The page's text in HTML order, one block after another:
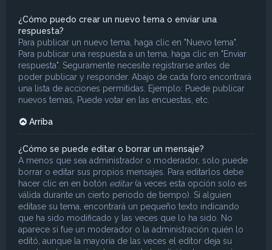
¿Cómo puedo crear un nuevo tema o enviar una
respuesta?
Para publicar un nuevo tema, haga clic en "Nuevo tema".
Para publicar una respuesta a un tema, haga clic en "Enviar
respuesta". Seguramente necesite registrarse antes de
poder publicar y responder. Abajo de cada foro encontrará
una lista de acciones permitidas. Ejemplo: Puede publicar
nuevos temas, Puede votar en las encuestas, etc.
Arriba
¿Cómo se puede editar o borrar un mensaje?
A menos que sea administrador o moderador, solo puede
borrar o editar sus propios mensajes. Para editarlos debe
hacer clic en en botón editar(a veces esta opción solo es
válida durante un cierto periodo de tiempo). Si alguien
editase su tema, encontrará un pequeño texto indicando
que ha sido modificado y las veces que lo ha sido. No
aparece si fue un moderador o la administración quién lo
editó, aunque la mayoría de las veces el editor deja su